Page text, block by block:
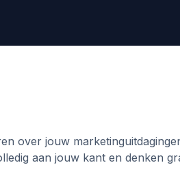
over jouw
aan jouw kant en denken